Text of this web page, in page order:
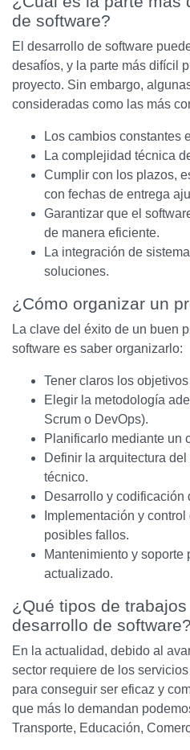
de software?
El desarrollo de software
desafíos, y la parte más difícil
proyecto. Sin embargo,
consideradas como las más
Los cambios constantes
La complejidad técnica
Cumplir con los plazos,
con fechas de entrega
Garantizar que el
de manera eficiente.
La integración de
soluciones.
¿Cómo organizar un
La clave del éxito de un buen
software es saber organizarlo:
Tener claros los
Elegir la metodología
Scrum o DevOps).
Planificarlo mediante un
Definir la arquitectura
técnico.
Desarrollo y codificación
Implementación y
posibles fallos.
Mantenimiento y soporte
actualizado.
¿Qué tipos de
desarrollo de software?
En la actualidad, debido al
sector requiere de los
para conseguir ser eficaz y
que más lo demandan
Transporte, Educación,